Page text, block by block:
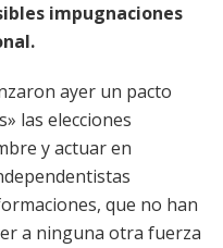
impugnaciones
ayer un pacto
las elecciones
y actuar en
que no han
a ninguna otra fuerza